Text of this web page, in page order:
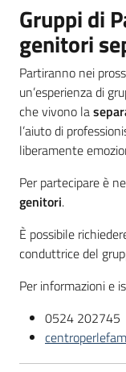
Gruppi di
genitori
Partiranno nei
un’esperienza di
che vivono la
l’aiuto di
liberamente
Per partecipare è
genitori.
È possibile
conduttrice del
Per informazioni e
0524 202745